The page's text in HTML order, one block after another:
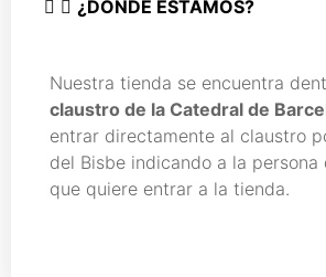
¿DÓNDE ESTAMOS?
Nuestra tienda se encuentra
claustro de la Catedral de
entrar directamente al claustro
del Bisbe indicando a la persona
que quiere entrar a la tienda.